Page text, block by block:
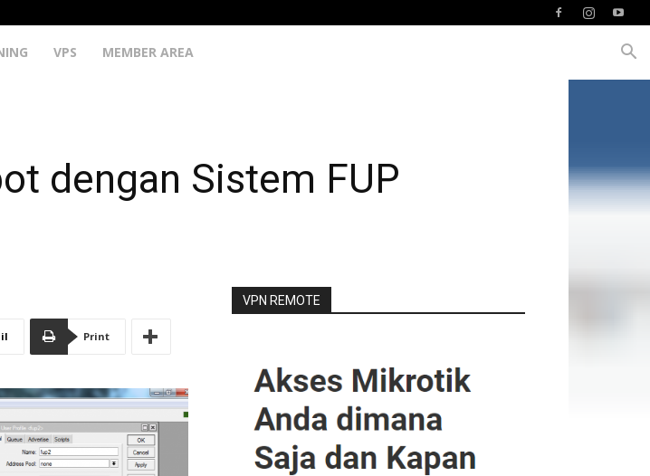
VPS MEMBER AREA
dengan Sistem FUP
Print
VPN REMOTE